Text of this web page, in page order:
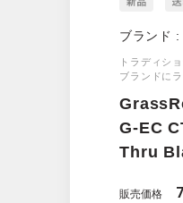
ブランド :
トラディシ
ブランドに
G-EC
Thru
販売価格